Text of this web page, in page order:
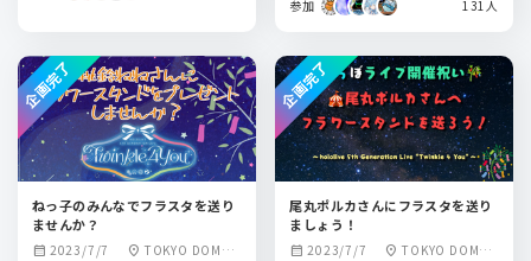
参加 131人
ねっ子のみんなでフラスタを送り
ませんか？
calendar_month 2023/7/7 location_on TOKYO DOME
企画完了
尾丸ポルカさんにフラスタを送り
ましょう！
calendar_month 2023/7/7 location_on TOKYO DOME
企画完了